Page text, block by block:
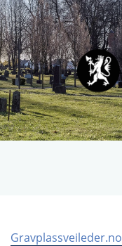
Gravplassveileder.no